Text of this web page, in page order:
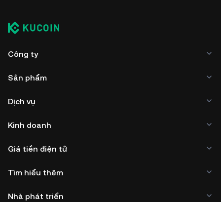
Công ty
Sản phẩm
Dịch vụ
Kinh doanh
Giá tiền điện tử
Tìm hiểu thêm
Nhà phát triển